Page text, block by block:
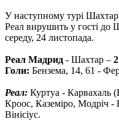
У наступному турі Шахтар
Реал вирушить у гості до
середу, 24 листопада.
Реал Мадрид - Шахтар –
Голи: Бензема, 14, 61 -
Реал: Куртуа - Карвахаль
Кроос, Каземіро, Модріч -
Вінісіус.